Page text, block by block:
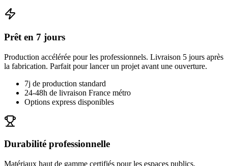
Prêt en 7 jours
Production accélérée pour les professionnels. Livraison 5 jours après
la fabrication. Parfait pour lancer un projet avant une ouverture.
7j de production standard
24-48h de livraison France métro
Options express disponibles
Durabilité professionnelle
Matériaux haut de gamme certifiés pour les espaces publics.